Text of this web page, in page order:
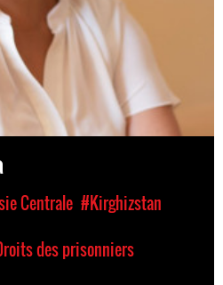
Centrale #Kirghizstan
des prisonniers